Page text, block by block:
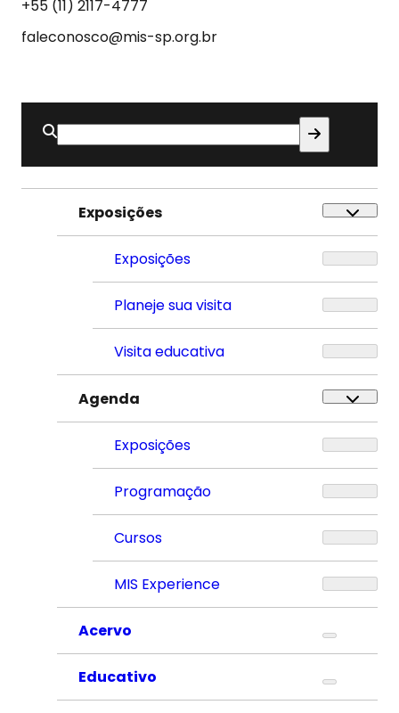
+55 (11) 2117-4777
faleconosco@mis-sp.org.br
Buscar
por:
Exposições
Exposições
Planeje sua visita
Visita educativa
Agenda
Exposições
Programação
Cursos
MIS Experience
Acervo
Educativo